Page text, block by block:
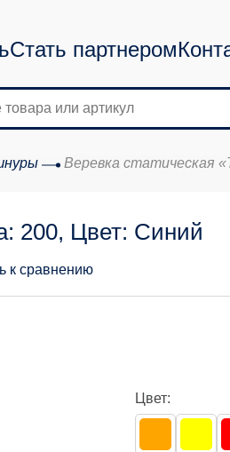
Стать партнером
Веревка статическая
200, Цвет: Синий
к сравнению
Цвет: